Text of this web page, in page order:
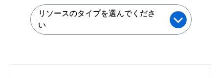
リソースのタイプを選んでくださ
い